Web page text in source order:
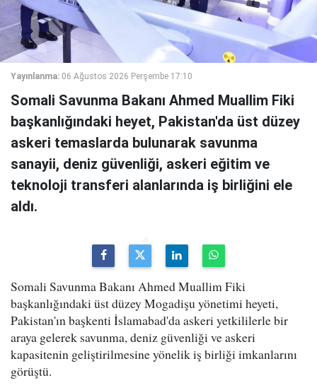
Yayınlanma: 06 Ağustos 2026 Perşembe 17:10
Somali Savunma Bakanı Ahmed Muallim Fiki
başkanlığındaki heyet, Pakistan'da üst düzey
askeri temaslarda bulunarak savunma
sanayii, deniz güvenliği, askeri eğitim ve
teknoloji transferi alanlarında iş birliğini ele
aldı.
Somali Savunma Bakanı Ahmed Muallim Fiki
başkanlığındaki üst düzey Mogadişu yönetimi heyeti,
Pakistan'ın başkenti İslamabad'da askeri yetkililerle bir
araya gelerek savunma, deniz güvenliği ve askeri
kapasitenin geliştirilmesine yönelik iş birliği imkanlarını
görüştü.